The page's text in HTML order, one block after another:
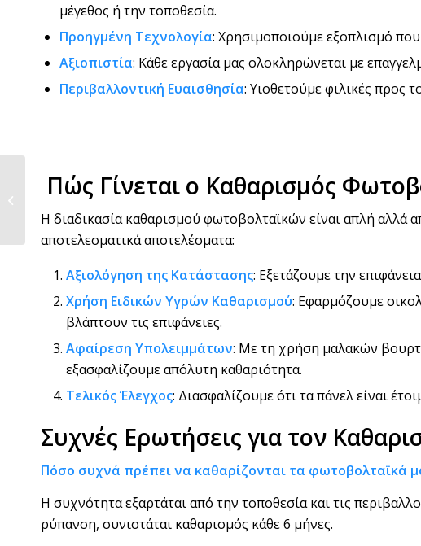
μέγεθος ή την τοποθεσία.
Προηγμένη Τεχνολογία: Χρησιμοποιούμε εξοπλισμό
Αξιοπιστία: Κάθε εργασία μας ολοκληρώνεται με
Περιβαλλοντική Ευαισθησία: Υιοθετούμε φιλικές προς
Πώς Γίνεται ο Καθαρισμός
Η διαδικασία καθαρισμού φωτοβολταϊκών είναι απλή αλλά
αποτελεσματικά αποτελέσματα:
Αξιολόγηση της Κατάστασης: Εξετάζουμε την
Χρήση Ειδικών Υγρών Καθαρισμού: Εφαρμόζουμε
βλάπτουν τις επιφάνειες.
Αφαίρεση Υπολειμμάτων: Με τη χρήση μαλακών
εξασφαλίζουμε απόλυτη καθαριότητα.
Τελικός Έλεγχος: Διασφαλίζουμε ότι τα πάνελ είναι
Συχνές Ερωτήσεις για τον
Πόσο συχνά πρέπει να καθαρίζονται τα φωτοβολταϊκά
Η συχνότητα εξαρτάται από την τοποθεσία και τις
ρύπανση, συνιστάται καθαρισμός κάθε 6 μήνες.
Ποιες Υπηρεσίες
Προσφέρει το
Καθαρισμού...